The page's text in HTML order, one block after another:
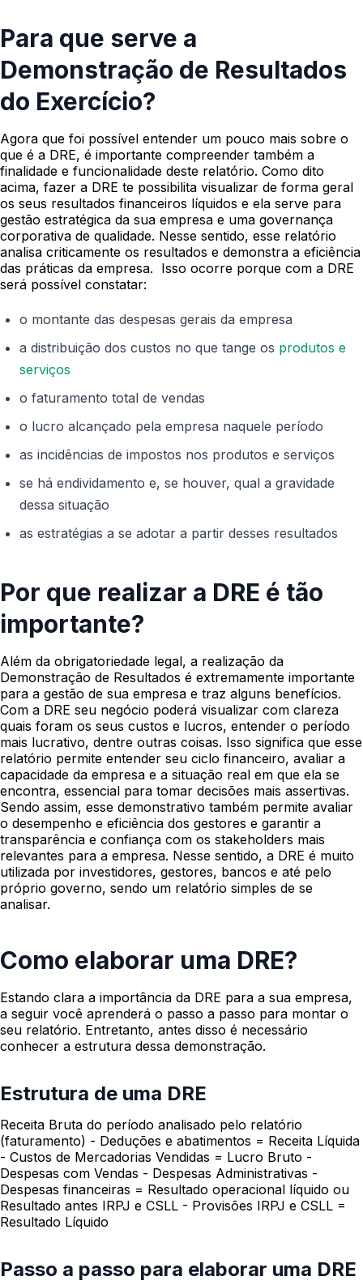
Para que serve a
Demonstração de Resultados
do Exercício?
Agora que foi possível entender um pouco mais sobre o
que é a DRE, é importante compreender também a
finalidade e funcionalidade deste relatório. Como dito
acima, fazer a DRE te possibilita visualizar de forma geral
os seus resultados financeiros líquidos e ela serve para
gestão estratégica da sua empresa e uma governança
corporativa de qualidade. Nesse sentido, esse relatório
analisa criticamente os resultados e demonstra a eficiência
das práticas da empresa. Isso ocorre porque com a DRE
será possível constatar:
o montante das despesas gerais da empresa
a distribuição dos custos no que tange os produtos e
serviços
o faturamento total de vendas
o lucro alcançado pela empresa naquele período
as incidências de impostos nos produtos e serviços
se há endividamento e, se houver, qual a gravidade
dessa situação
as estratégias a se adotar a partir desses resultados
Por que realizar a DRE é tão
importante?
Além da obrigatoriedade legal, a realização da
Demonstração de Resultados é extremamente importante
para a gestão de sua empresa e traz alguns benefícios.
Com a DRE seu negócio poderá visualizar com clareza
quais foram os seus custos e lucros, entender o período
mais lucrativo, dentre outras coisas. Isso significa que esse
relatório permite entender seu ciclo financeiro, avaliar a
capacidade da empresa e a situação real em que ela se
encontra, essencial para tomar decisões mais assertivas.
Sendo assim, esse demonstrativo também permite avaliar
o desempenho e eficiência dos gestores e garantir a
transparência e confiança com os stakeholders mais
relevantes para a empresa. Nesse sentido, a DRE é muito
utilizada por investidores, gestores, bancos e até pelo
próprio governo, sendo um relatório simples de se
analisar.
Como elaborar uma DRE?
Estando clara a importância da DRE para a sua empresa,
a seguir você aprenderá o passo a passo para montar o
seu relatório. Entretanto, antes disso é necessário
conhecer a estrutura dessa demonstração.
Estrutura de uma DRE
Receita Bruta do período analisado pelo relatório
(faturamento) - Deduções e abatimentos = Receita Líquida
- Custos de Mercadorias Vendidas = Lucro Bruto -
Despesas com Vendas - Despesas Administrativas -
Despesas financeiras = Resultado operacional líquido ou
Resultado antes IRPJ e CSLL - Provisões IRPJ e CSLL =
Resultado Líquido
Passo a passo para elaborar uma DRE